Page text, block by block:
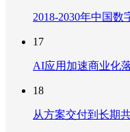
2018-2030年中国
17
AI应用加速商业化
18
从方案交付到长期